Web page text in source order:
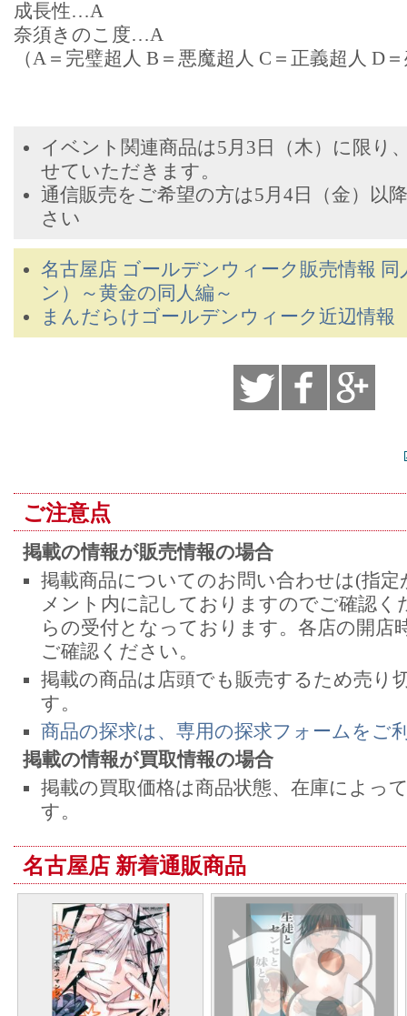
成長性…A
奈須きのこ度…A
（A＝完璧超人 B＝悪魔超人 C＝正義超人 D
イベント関連商品は5月3日（木）に限り
せていただきます。
通信販売をご希望の方は5月4日（金）以
さい
名古屋店 ゴールデンウィーク販売情報
ン）～黄金の同人編～
まんだらけゴールデンウィーク近辺情報
ご注意点
掲載の情報が販売情報の場合
掲載商品についてのお問い合わせは(指
メント内に記しておりますのでご確認く
らの受付となっております。各店の開店
ご確認ください。
掲載の商品は店頭でも販売するため売り
す。
商品の探求は、専用の探求フォームをご
掲載の情報が買取情報の場合
掲載の買取価格は商品状態、在庫によっ
す。
名古屋店 新着通販商品